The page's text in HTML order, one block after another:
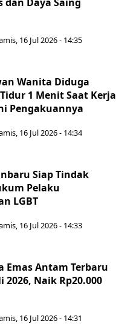
16 Jul 2026 - 14:35
Wanita Diduga
1 Menit Saat Kerja
Pengakuannya
16 Jul 2026 - 14:34
Siap Tindak
Pelaku
LGBT
16 Jul 2026 - 14:33
Emas Antam Terbaru
2026, Naik Rp20.000
16 Jul 2026 - 14:31